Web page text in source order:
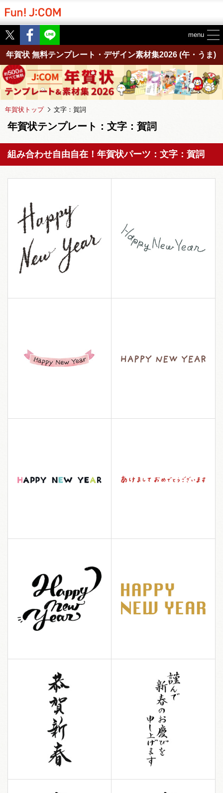
Twitter Facebook
menu
年賀状 無料テンプレート・デザイン素材集2026 (午・うま)
年賀状トップ 文字：賀詞
年賀状テンプレート：文字：賀詞
組み合わせ自由自在！年賀状パーツ：文字：賀詞